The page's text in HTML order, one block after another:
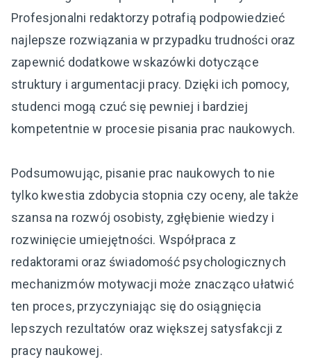
Profesjonalni redaktorzy potrafią podpowiedzieć
najlepsze rozwiązania w przypadku trudności oraz
zapewnić dodatkowe wskazówki dotyczące
struktury i argumentacji pracy. Dzięki ich pomocy,
studenci mogą czuć się pewniej i bardziej
kompetentnie w procesie pisania prac naukowych.
Podsumowując, pisanie prac naukowych to nie
tylko kwestia zdobycia stopnia czy oceny, ale także
szansa na rozwój osobisty, zgłębienie wiedzy i
rozwinięcie umiejętności. Współpraca z
redaktorami oraz świadomość psychologicznych
mechanizmów motywacji może znacząco ułatwić
ten proces, przyczyniając się do osiągnięcia
lepszych rezultatów oraz większej satysfakcji z
pracy naukowej.